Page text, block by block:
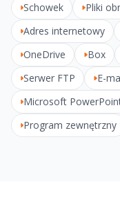
Schowek Pliki
Adres internetowy
OneDrive
Box
Serwer FTP
E-
Microsoft
Program zewnętrzny